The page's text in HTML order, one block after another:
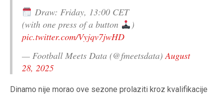
Draw: Friday, 13:00 CET
(with one press of a button
)
pic.twitter.com/Vyjqv7jwHD
— Football Meets Data (@fmeetsdata)August
28, 2025
Dinamo nije morao ove sezone prolaziti kroz kvalifikacije